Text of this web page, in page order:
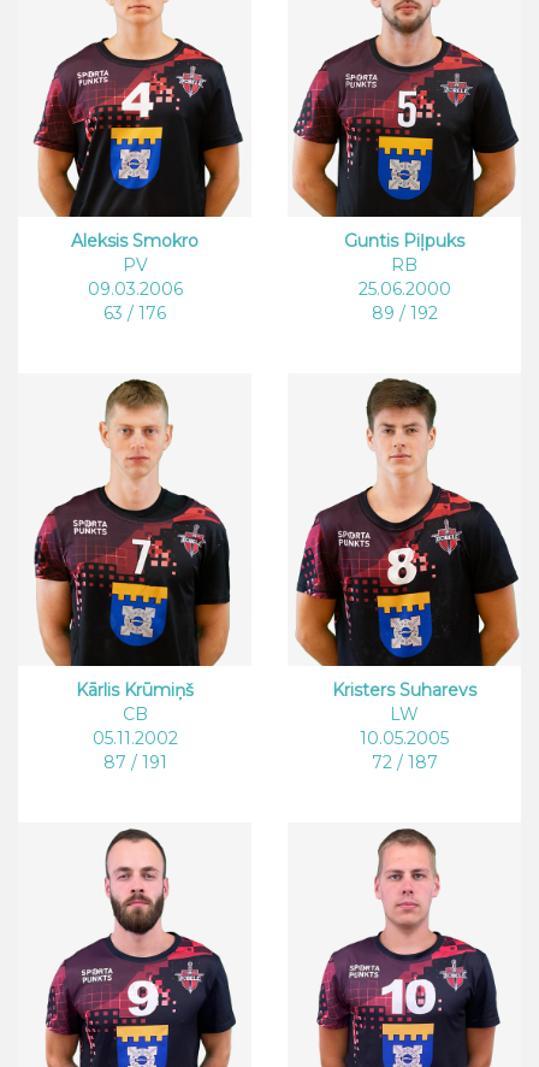
Aleksis Smokro
PV
09.03.2006
63 / 176
Guntis Piļpuks
RB
25.06.2000
89 / 192
Kārlis Krūmiņš
CB
05.11.2002
87 / 191
Kristers Suharevs
LW
10.05.2005
72 / 187